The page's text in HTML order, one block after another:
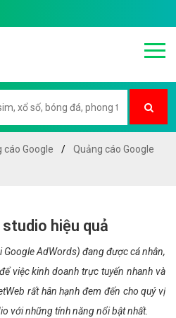
cáo Google
Quảng cáo Google
hiệu quả
Google AdWords) đang được cá nhân,
việc kinh doanh trực tuyến nhanh và
rất hân hạnh đem đến cho quý vị
với những tính năng nổi bật nhất.